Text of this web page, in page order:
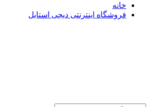
خانه
فروشگاه اینترنتی دیجی استایل